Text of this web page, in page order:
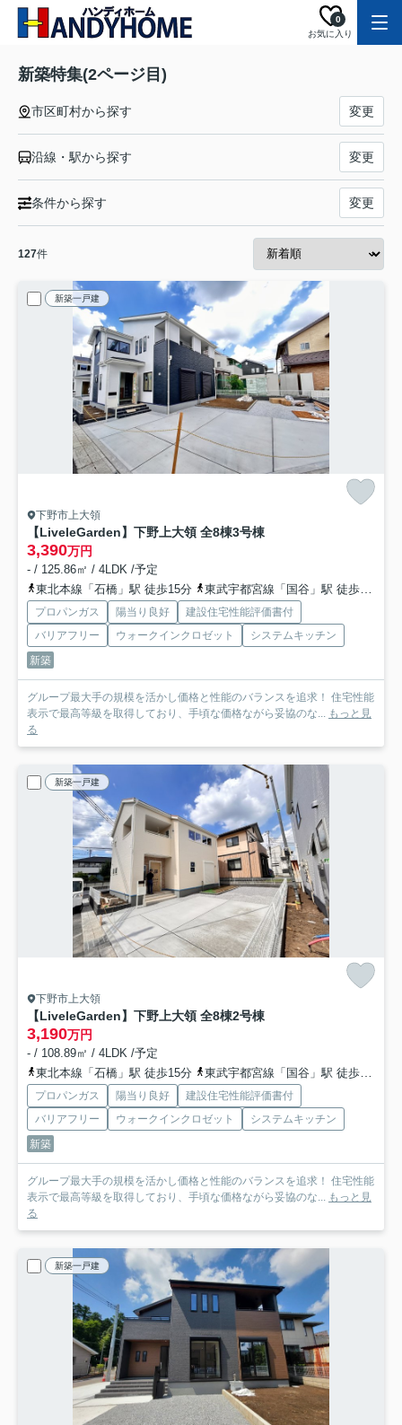
お気に入り
0
新築特集(2ページ目)
市区町村から探す 変更
沿線・駅から探す 変更
条件から探す 変更
127件
新築一戸建
下野市上大領
【LiveleGarden】下野上大領 全8棟3号棟
3,390万円
- / 125.86㎡ / 4LDK /予定
東北本線「石橋」駅 徒歩15分
東武宇都宮線「国谷」駅 徒歩65分
プロパンガス 陽当り良好
建設住宅性能評価書付
バリアフリー
ウォークインクロゼット
システムキッチン
新築
グループ最大手の規模を活かし価格と性能のバランスを追求！ 住宅性能
表示で最高等級を取得しており、手頃な価格ながら妥協のな... もっと見
る
新築一戸建
下野市上大領
【LiveleGarden】下野上大領 全8棟2号棟
3,190万円
- / 108.89㎡ / 4LDK /予定
東北本線「石橋」駅 徒歩15分
東武宇都宮線「国谷」駅 徒歩65分
プロパンガス 陽当り良好
建設住宅性能評価書付
バリアフリー
ウォークインクロゼット
システムキッチン
新築
グループ最大手の規模を活かし価格と性能のバランスを追求！ 住宅性能
表示で最高等級を取得しており、手頃な価格ながら妥協のな... もっと見
る
新築一戸建